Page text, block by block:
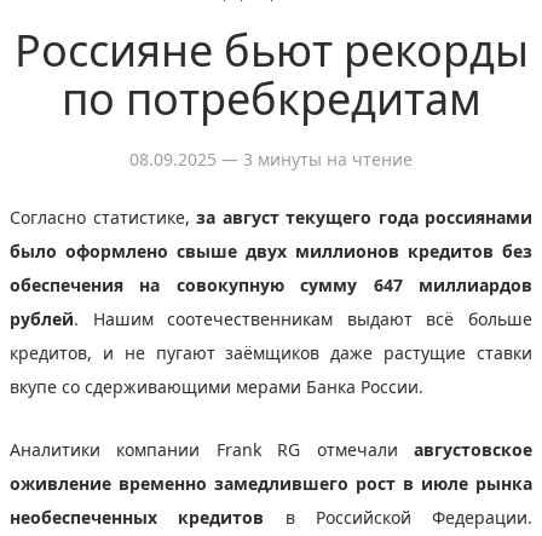
Россияне бьют рекорды
по потребкредитам
08.09.2025 — 3 минуты на чтение
Согласно статистике, за август текущего года россиянами
было оформлено свыше двух миллионов кредитов без
обеспечения на совокупную сумму 647 миллиардов
рублей. Нашим соотечественникам выдают всё больше
кредитов, и не пугают заёмщиков даже растущие ставки
вкупе со сдерживающими мерами Банка России.
Аналитики компании Frank RG отмечали августовское
оживление временно замедлившего рост в июле рынка
необеспеченных кредитов в Российской Федерации.